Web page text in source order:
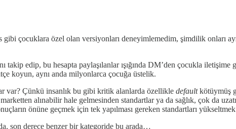
çocuklara özel olan versiyonları deneyimlemedim, şimdilik onları
edip, bu hesapta paylaşılanlar ışığında DM’den çocukla iletişime
koyun, aynı anda milyonlarca çocuğa üstelik.
var? Çünkü insanlık bu gibi kritik alanlarda özellikle defaultkötüymüş
alınabilir hale gelmesinden standartlar ya da sağlık, çok da
önüne geçmek için tek yapılması gereken standartları
son derece benzer bir kategoride bu arada…